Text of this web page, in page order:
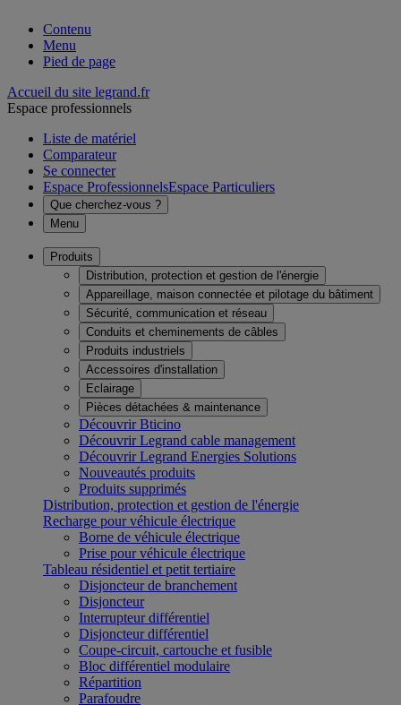
Contenu
Menu
Pied de page
Accueil du site legrand.fr
Espace professionnels
Liste de matériel
Comparateur
Se connecter
Espace ProfessionnelsEspace Particuliers
Que cherchez-vous ?
Menu
Produits
Distribution, protection et gestion de l'énergie
Appareillage, maison connectée et pilotage du bâtiment
Sécurité, communication et réseau
Conduits et cheminements de câbles
Produits industriels
Accessoires d'installation
Eclairage
Pièces détachées & maintenance
Découvrir Bticino
Découvrir Legrand cable management
Découvrir Legrand Energies Solutions
Nouveautés produits
Produits supprimés
Distribution, protection et gestion de l'énergie
Recharge pour véhicule électrique
Borne de véhicule électrique
Prise pour véhicule électrique
Tableau résidentiel et petit tertiaire
Disjoncteur de branchement
Disjoncteur
Interrupteur différentiel
Disjoncteur différentiel
Coupe-circuit, cartouche et fusible
Bloc différentiel modulaire
Répartition
Parafoudre